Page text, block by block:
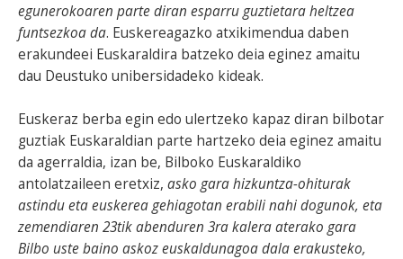
egunerokoaren parte diran esparru guztietara heltzea
funtsezkoa da. Euskereagazko atxikimendua daben
erakundeei Euskaraldira batzeko deia eginez amaitu
dau Deustuko unibersidadeko kideak.
Euskeraz berba egin edo ulertzeko kapaz diran bilbotar
guztiak Euskaraldian parte hartzeko deia eginez amaitu
da agerraldia, izan be, Bilboko Euskaraldiko
antolatzaileen eretxiz, asko gara hizkuntza-ohiturak
astindu eta euskerea gehiagotan erabili nahi dogunok, eta
zemendiaren 23tik abenduren 3ra kalera aterako gara
Bilbo uste baino askoz euskaldunagoa dala erakusteko,